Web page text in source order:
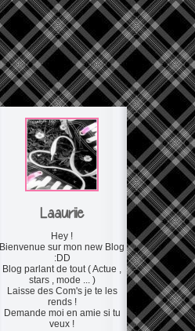
Laauriie
Hey !
Bienvenue sur mon new Blog
:DD
Blog parlant de tout ( Actue ,
stars , mode ... )
Laisse des Com's je te les
rends !
Demande moi en amie si tu
veux !